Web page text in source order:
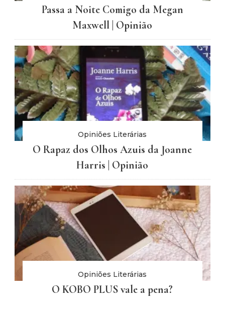
Passa a Noite Comigo da Megan
Maxwell | Opinião
Opiniões Literárias
O Rapaz dos Olhos Azuis da Joanne
Harris | Opinião
Opiniões Literárias
O KOBO PLUS vale a pena?